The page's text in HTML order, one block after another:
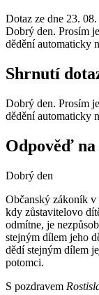
Dotaz ze dne 23.
Dobrý den. Prosím
dědění automaticky
Shrnutí
Dobrý den. Prosím
dědění automaticky
Odpověď na
Dobrý den
Občanský zákoník v
kdy zůstavitelovo
odmítne, je
stejným dílem jeho
dědí stejným dílem
potomci.
S pozdravem